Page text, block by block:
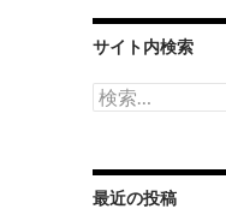
サイト内検索
検
索:
最近の投稿